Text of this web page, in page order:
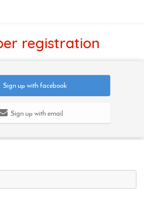
registration
Sign up with facebook
Sign up with email